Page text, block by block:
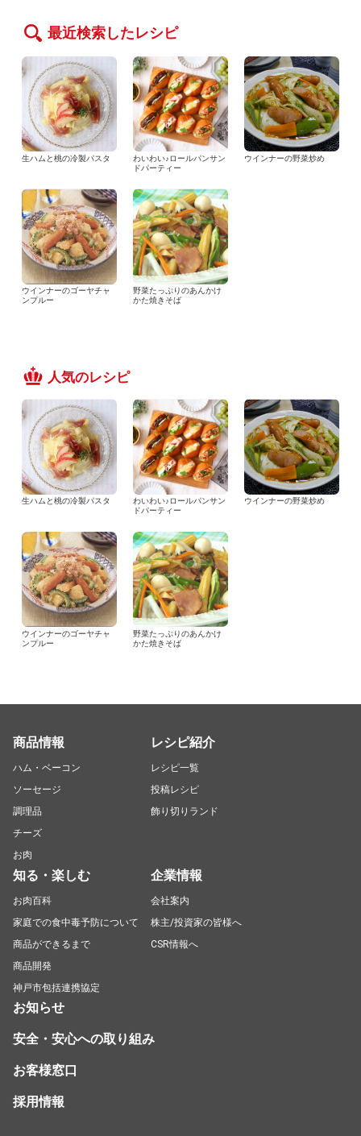
最近検索したレシピ
生ハムと桃の冷製パスタ
わいわい♪ロールパンサン
ドパーティー
ウインナーの野菜炒め
ウインナーのゴーヤチャ
ンプルー
野菜たっぷりのあんかけ
かた焼きそば
人気のレシピ
生ハムと桃の冷製パスタ
わいわい♪ロールパンサン
ドパーティー
ウインナーの野菜炒め
ウインナーのゴーヤチャ
ンプルー
野菜たっぷりのあんかけ
かた焼きそば
商品情報
ハム・ベーコン
ソーセージ
調理品
チーズ
お肉
レシピ紹介
レシピ一覧
投稿レシピ
飾り切りランド
知る・楽しむ
お肉百科
家庭での食中毒予防について
商品ができるまで
商品開発
神戸市包括連携協定
企業情報
会社案内
株主/投資家の皆様へ
CSR情報へ
お知らせ
安全・安心への取り組み
お客様窓口
採用情報